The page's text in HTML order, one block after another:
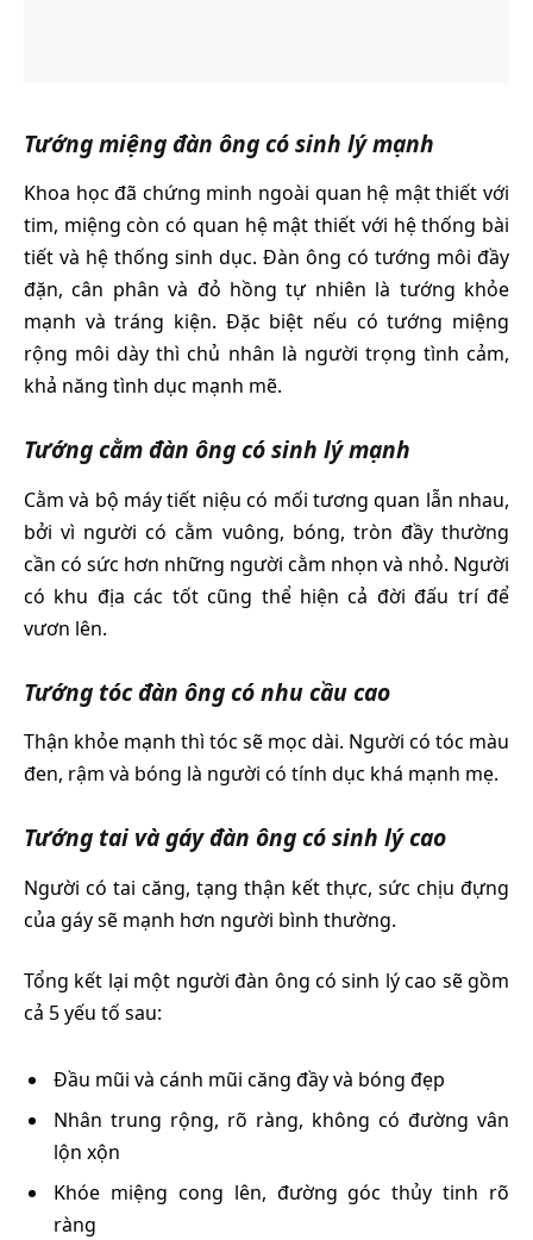
Tướng miệng đàn ông có sinh lý mạnh
Khoa học đã chứng minh ngoài quan hệ mật thiết với
tim, miệng còn có quan hệ mật thiết với hệ thống bài
tiết và hệ thống sinh dục. Đàn ông có tướng môi đầy
đặn, cân phân và đỏ hồng tự nhiên là tướng khỏe
mạnh và tráng kiện. Đặc biệt nếu có tướng miệng
rộng môi dày thì chủ nhân là người trọng tình cảm,
khả năng tình dục mạnh mẽ.
Tướng cằm đàn ông có sinh lý mạnh
Cằm và bộ máy tiết niệu có mối tương quan lẫn nhau,
bởi vì người có cằm vuông, bóng, tròn đầy thường
cần có sức hơn những người cằm nhọn và nhỏ. Người
có khu địa các tốt cũng thể hiện cả đời đấu trí để
vươn lên.
Tướng tóc đàn ông có nhu cầu cao
Thận khỏe mạnh thì tóc sẽ mọc dài. Người có tóc màu
đen, rậm và bóng là người có tính dục khá mạnh mẹ.
Tướng tai và gáy đàn ông có sinh lý cao
Người có tai căng, tạng thận kết thực, sức chịu đựng
của gáy sẽ mạnh hơn người bình thường.
Tổng kết lại một người đàn ông có sinh lý cao sẽ gồm
cả 5 yếu tố sau:
Đầu mũi và cánh mũi căng đầy và bóng đẹp
Nhân trung rộng, rõ ràng, không có đường vân
lộn xộn
Khóe miệng cong lên, đường góc thủy tinh rõ
ràng